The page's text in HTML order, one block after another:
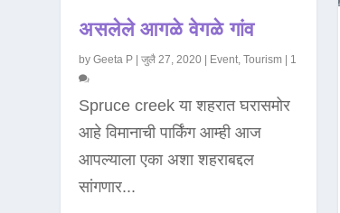
असलेले आगळे वेगळे गांव
byGeeta P |जुलै 27, 2020 | Event ,Tourism | 1
Spruce creek या शहरात घरासमोर
आहे विमानाची पार्किंग आम्ही आज
आपल्याला एका अशा शहराबद्दल
सांगणार...